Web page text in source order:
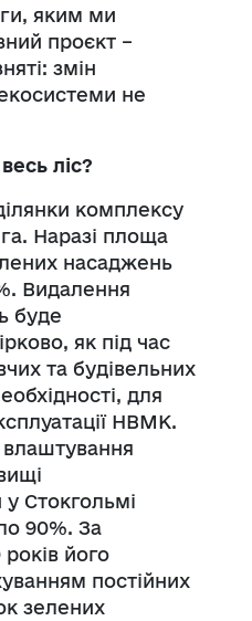
яким ми
проєкт –
змін
не
ліс?
комплексу
Наразі площа
насаджень
Видалення
буде
як під час
та будівельних
для
НВМК.
влаштування
Стокгольмі
90%. За
його
постійних
зелених